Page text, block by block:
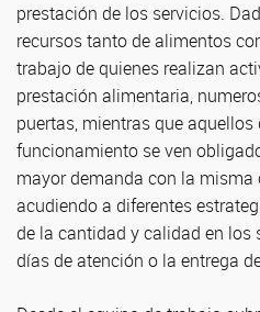
prestación de los servicios.
recursos tanto de alimentos
trabajo de quienes realizan
prestación alimentaria,
puertas, mientras que aquellos
funcionamiento se ven
mayor demanda con la misma
acudiendo a diferentes
de la cantidad y calidad en
días de atención o la entrega